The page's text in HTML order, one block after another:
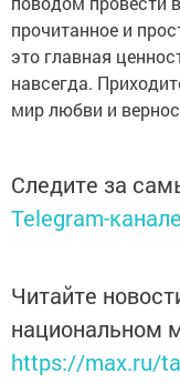
прочитанное и
это главная
навсегда.
мир любви и
Следите за
Telegram-канале
Читайте
национальном
https://max.ru/